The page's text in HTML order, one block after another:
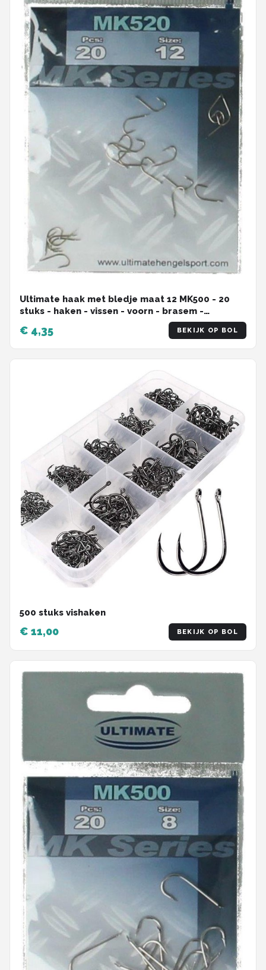
Ultimate haak met bledje maat 12 MK500 - 20
stuks - haken - vissen - voorn - brasem -
€ 4,35 BEKIJK OP BOL
500 stuks vishaken
€ 11,00 BEKIJK OP BOL